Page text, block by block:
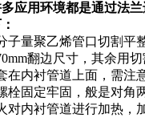
应用环境都是通过法
聚乙烯管口切割平
翻边尺寸，其余用切
内衬管道上面，需注意
定牢固，般是对角两
衬管道进行加热，